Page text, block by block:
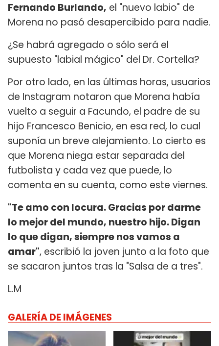
Fernando Burlando, el "nuevo labio" de
Morena no pasó desapercibido para nadie.
¿Se habrá agregado o sólo será el
supuesto "labial mágico" del Dr. Cortella?
Por otro lado, en las últimas horas, usuarios
de Instagram notaron que Morena había
vuelto a seguir a Facundo, el padre de su
hijo Francesco Benicio, en esa red, lo cual
suponía un breve alejamiento. Lo cierto es
que Morena niega estar separada del
futbolista y cada vez que puede, lo
comenta en su cuenta, como este viernes.
"Te amo con locura. Gracias por darme
lo mejor del mundo, nuestro hijo. Digan
lo que digan, siempre nos vamos a
amar", escribió la joven junto a la foto que
se sacaron juntos tras la "Salsa de a tres".
L.M
GALERÍA DE IMÁGENES